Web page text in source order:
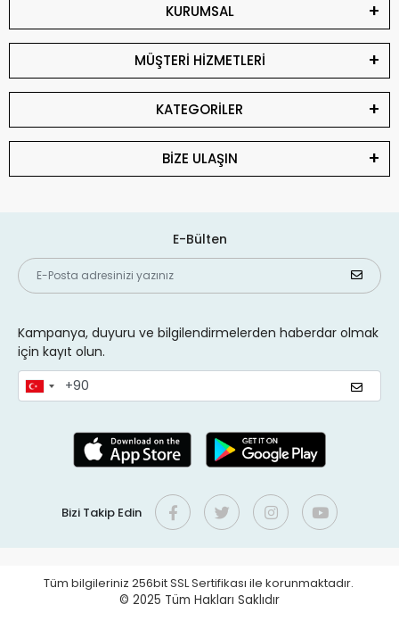
KURUMSAL
MÜŞTERİ HİZMETLERİ
KATEGORİLER
BİZE ULAŞIN
E-Bülten
Kampanya, duyuru ve bilgilendirmelerden haberdar olmak
için kayıt olun.
Bizi Takip Edin
Tüm bilgileriniz 256bit SSL Sertifikası ile korunmaktadır.
© 2025 Tüm Hakları Saklıdır